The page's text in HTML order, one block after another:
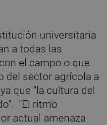
universitaria
a todas las
el campo o que
del sector agrícola a
que "la cultura del
"El ritmo
actual amenaza